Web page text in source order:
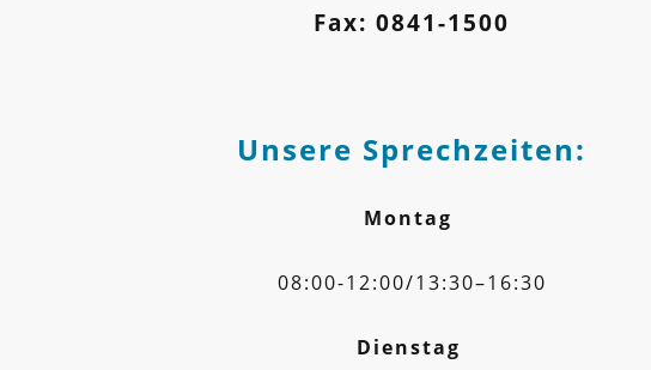
Fax: 0841-1500
Unsere Sprechzeiten:
Montag
08:00-12:00/13:30–16:30
Dienstag